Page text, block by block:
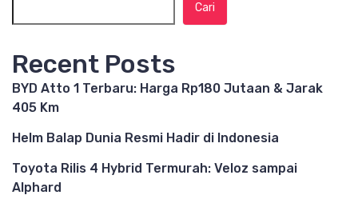
Cari
Recent Posts
BYD Atto 1 Terbaru: Harga Rp180 Jutaan & Jarak
405 Km
Helm Balap Dunia Resmi Hadir di Indonesia
Toyota Rilis 4 Hybrid Termurah: Veloz sampai
Alphard